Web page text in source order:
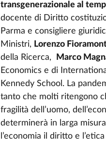
transgenerazionale al
docente di Diritto
Parma e consigliere
Ministri, Lorenzo
della Ricerca,
Marco
Economics e di
Kennedy School. La
tanto che molti ritengono
fragilità dell’uomo,
determinerà in larga
l’economia il diritto e